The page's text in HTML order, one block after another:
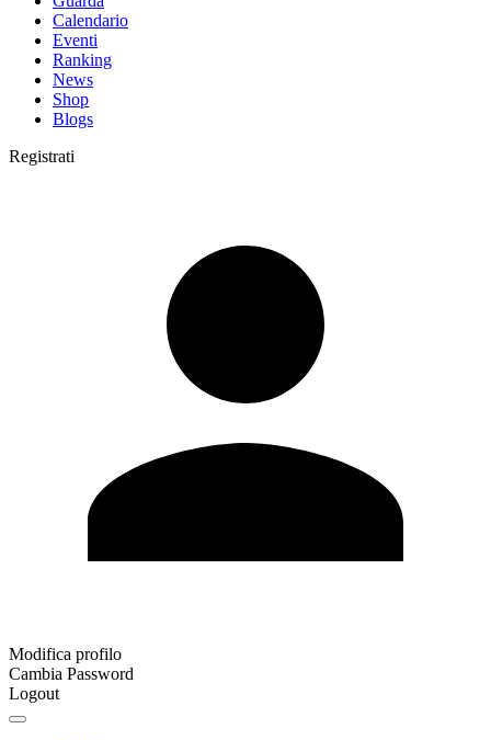
Calendario
Eventi
Ranking
News
Shop
Blogs
Registrati
Modifica profilo
Cambia Password
Logout